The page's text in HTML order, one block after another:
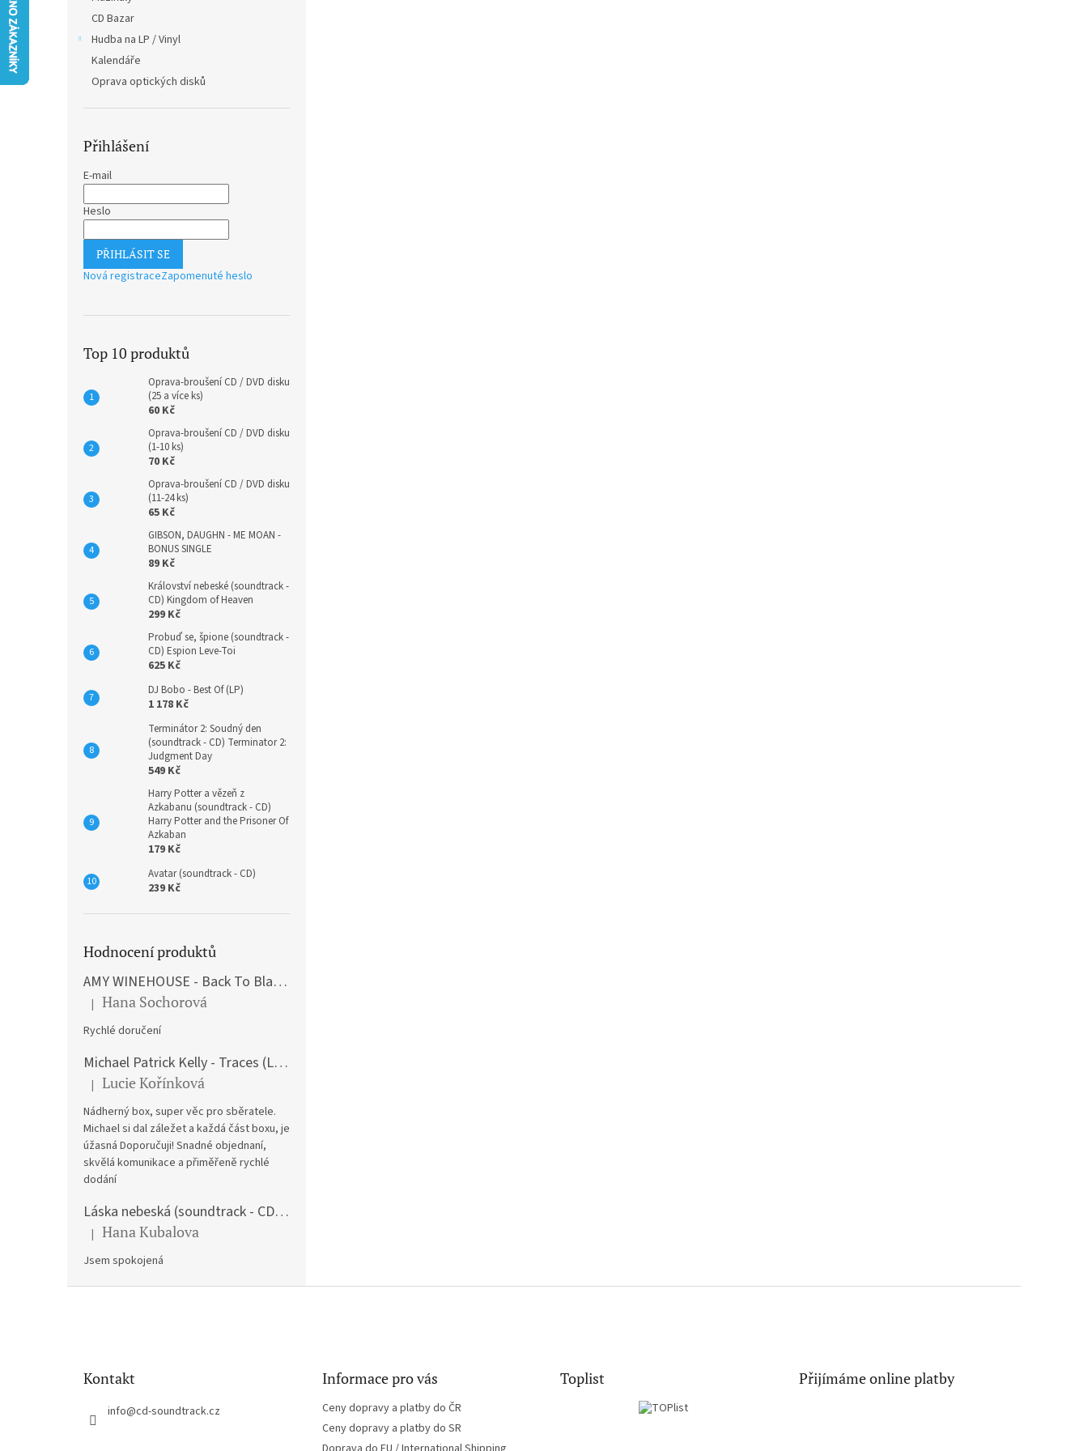
CD Bazar
Hudba na LP / Vinyl
Kalendáře
Oprava optických disků
Přihlášení
E-mail
Heslo
PŘIHLÁSIT SE
Nová registraceZapomenuté heslo
Top 10 produktů
Oprava-broušení CD / DVD disku
(25 a více ks)
60 Kč
Oprava-broušení CD / DVD disku
(1-10 ks)
70 Kč
Oprava-broušení CD / DVD disku
(11-24 ks)
65 Kč
GIBSON, DAUGHN - ME MOAN -
BONUS SINGLE
89 Kč
Království nebeské (soundtrack -
CD) Kingdom of Heaven
299 Kč
Probuď se, špione (soundtrack -
CD) Espion Leve-Toi
625 Kč
DJ Bobo - Best Of (LP)
1 178 Kč
Terminátor 2: Soudný den
(soundtrack - CD) Terminator 2:
Judgment Day
549 Kč
Harry Potter a vězeň z
Azkabanu (soundtrack - CD)
Harry Potter and the Prisoner Of
Azkaban
179 Kč
Avatar (soundtrack - CD)
239 Kč
Hodnocení produktů
AMY WINEHOUSE - Back To Black (LP)
Hodnocení produktu je 5 z 5 hvězdiček.
| Hana Sochorová
Rychlé doručení
Michael Patrick Kelly - Traces (Limited Edition) (Premium Box-Set) (LP)
Hodnocení produktu je 5 z 5 hvězdiček.
| Lucie Kořínková
Nádherný box, super věc pro sběratele.
Michael si dal záležet a každá část boxu, je
úžasná Doporučuji! Snadné objednaní,
skvělá komunikace a přiměřeně rychlé
dodání
Láska nebeská (soundtrack - CD) Love Actually
Hodnocení produktu je 5 z 5 hvězdiček.
| Hana Kubalova
Jsem spokojená
Kontakt
info@cd-soundtrack.cz
Informace pro vás
Ceny dopravy a platby do ČR
Ceny dopravy a platby do SR
Toplist Přijímáme online platby